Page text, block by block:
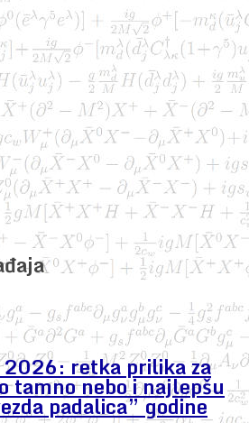
2026: retka prilika za
tamno nebo i najlepšu
padalica” godine